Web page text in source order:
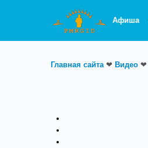
Афиша
Главная сайта❤ Видео ❤